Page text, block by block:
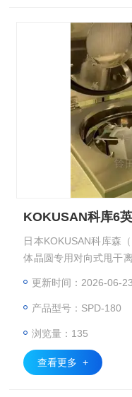
KOKUSAN科库6
日本KOKUSAN科库森
体晶圆专用对向式甩干
N 科库森 H840SA 对向
更新时间：2026-06-23
产品型号：SPD-180
浏览量：135
查看更多 +